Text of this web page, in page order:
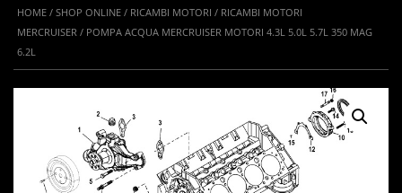
HOME / SHOP ONLINE / RICAMBI MOTORI / RICAMBI MOTORI
MERCRUISER / POMPA ACQUA MERCRUISER MOTORI 4.3L 5.0L 5.7L 350 MAG
6.2L